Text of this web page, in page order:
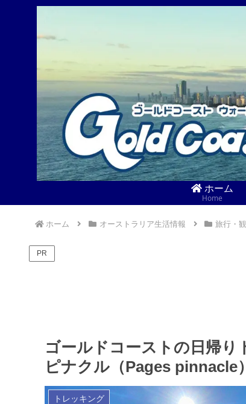
ホーム
Home
ホーム オーストラリア生活情報 旅行・
PR
ゴールドコーストの日帰り
ピナクル（Pages pinnacle
トレッキング